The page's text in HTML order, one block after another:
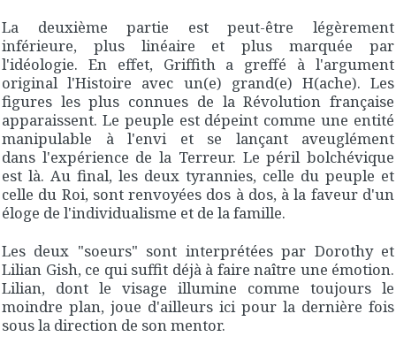
La deuxième partie est peut-être légèrement
inférieure, plus linéaire et plus marquée par
l'idéologie. En effet, Griffith a greffé à l'argument
original l'Histoire avec un(e) grand(e) H(ache). Les
figures les plus connues de la Révolution française
apparaissent. Le peuple est dépeint comme une entité
manipulable à l'envi et se lançant aveuglément
dans l'expérience de la Terreur. Le péril bolchévique
est là. Au final, les deux tyrannies, celle du peuple et
celle du Roi, sont renvoyées dos à dos, à la faveur d'un
éloge de l'individualisme et de la famille.
Les deux "soeurs" sont interprétées par Dorothy et
Lilian Gish, ce qui suffit déjà à faire naître une émotion.
Lilian, dont le visage illumine comme toujours le
moindre plan, joue d'ailleurs ici pour la dernière fois
sous la direction de son mentor.